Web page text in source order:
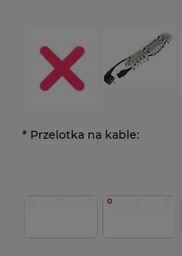
* Przelotka na kable: